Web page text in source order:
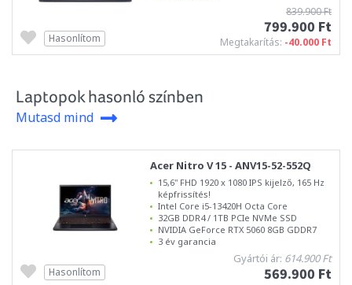
839.900 Ft
799.900 Ft
Megtakarítás: -40.000 Ft
Hasonlítom
Laptopok hasonló színben
Mutasd mind
Acer Nitro V 15 - ANV15-52-552Q
15,6" FHD 1920 x 1080 IPS kijelző, 165 Hz
képfrissítés!
Intel Core i5-13420H Octa Core
32GB DDR4 / 1TB PCIe NVMe SSD
NVIDIA GeForce RTX 5060 8GB GDDR7
3 év garancia
Gyártói ár: 614.900 Ft
569.900 Ft
Hasonlítom